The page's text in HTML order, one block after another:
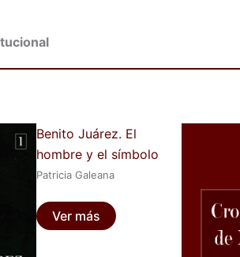
Benito Juárez. El
hombre y el símbolo
Patricia Galeana
Ver más